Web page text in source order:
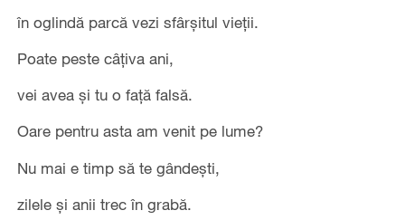
în oglindă parcă vezi sfârșitul vieții.
Poate peste câțiva ani,
vei avea și tu o față falsă.
Oare pentru asta am venit pe lume?
Nu mai e timp să te gândești,
zilele și anii trec în grabă.